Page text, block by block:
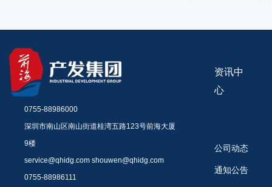
0755-88986000
深圳市南山区南山街道桂湾五路123号前海大厦
9楼
service@qhidg.com shouwen@qhidg.com
0755-88986111
资讯中
心
公司动态
通知公告